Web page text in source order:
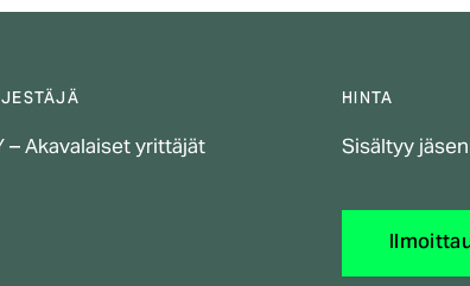
– Akavalaiset yrittäjät
HINTA
Sisältyy